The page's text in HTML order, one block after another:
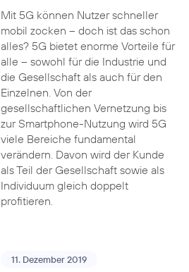
Mit 5G können Nutzer schneller
mobil zocken – doch ist das schon
alles? 5G bietet enorme Vorteile für
alle – sowohl für die Industrie und
die Gesellschaft als auch für den
Einzelnen. Von der
gesellschaftlichen Vernetzung bis
zur Smartphone-Nutzung wird 5G
viele Bereiche fundamental
verändern. Davon wird der Kunde
als Teil der Gesellschaft sowie als
Individuum gleich doppelt
profitieren.
11. Dezember 2019